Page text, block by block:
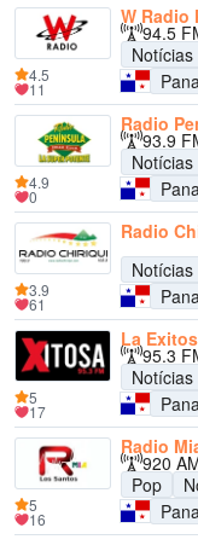
W Radio
94.5
Notícias
4.5
11
Radio
93.9
Notícias
4.9
0
Radio
Notícias
3.9
61
La
95.3
Notícias
5
17
Radio
920
Pop
5
16